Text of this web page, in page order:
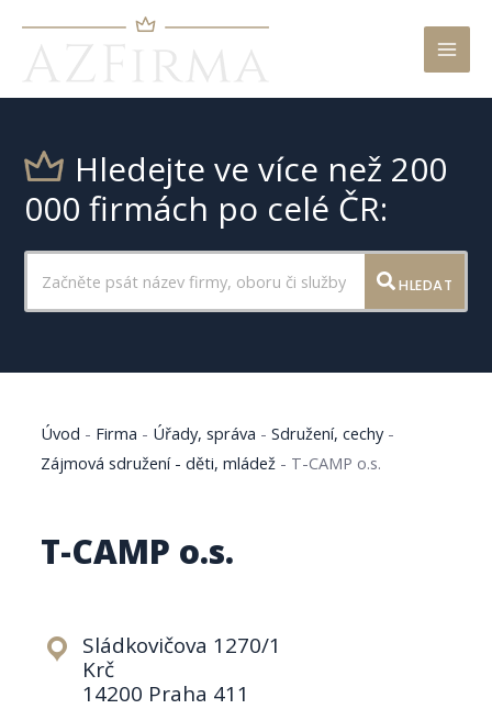
Hledejte ve více než 200
000 firmách po celé ČR:
HLEDAT
Úvod - Firma - Úřady, správa -Sdružení, cechy-
Zájmová sdružení - děti, mládež - T-CAMP o.s.
T-CAMP o.s.
Sládkovičova 1270/1
Krč
14200 Praha 411